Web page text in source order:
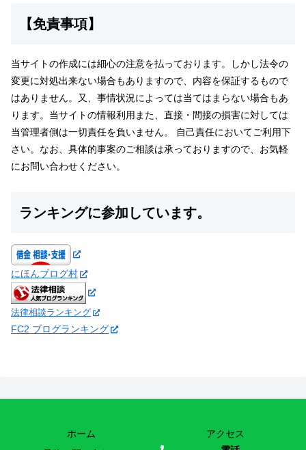
【免責事項】
当サイトの作成には細心の注意を払っております。しかし法令の
変更に対処出来ない場合もありますので、内容を保証するもので
はありません。又、事情状況によっては当てはまらない場合もあ
ります。当サイトの情報利用また、直接・間接の損害に対しては
当管理者側は一切責任を負いません。 自己責任においてご利用下
さい。なお、具体的事案のご相談は承っておりますので、お気軽
にお問い合わせください。
ランキングに参加しています。
にほんブログ村
法律相談ランキング
FC2 ブログランキング
ホーム
アクセス